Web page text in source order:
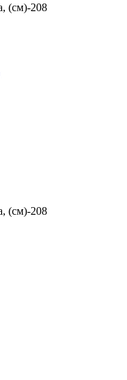
(см)-208
(см)-208